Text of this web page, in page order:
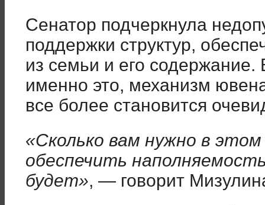
Сенатор подчеркнула
поддержки структур,
из семьи и его содержание.
именно это, механизм
все более становится
«Сколько вам нужно в
обеспечить
будет», — говорит